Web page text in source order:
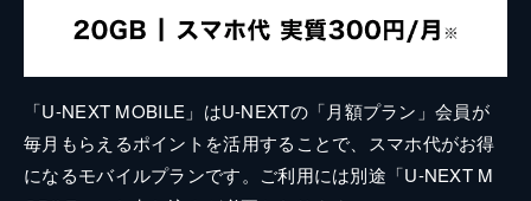
「U-NEXT MOBILE」はU-NEXTの「月額プラン」会員が
毎月もらえるポイントを活用することで、スマホ代がお得
になるモバイルプランです。ご利用には別途「U-NEXT M